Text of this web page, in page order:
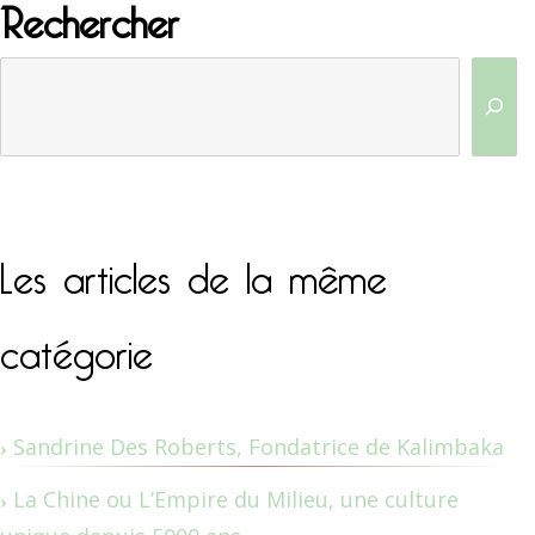
Les articles de la même
catégorie
Sandrine Des Roberts, Fondatrice de Kalimbaka
La Chine ou L’Empire du Milieu, une culture